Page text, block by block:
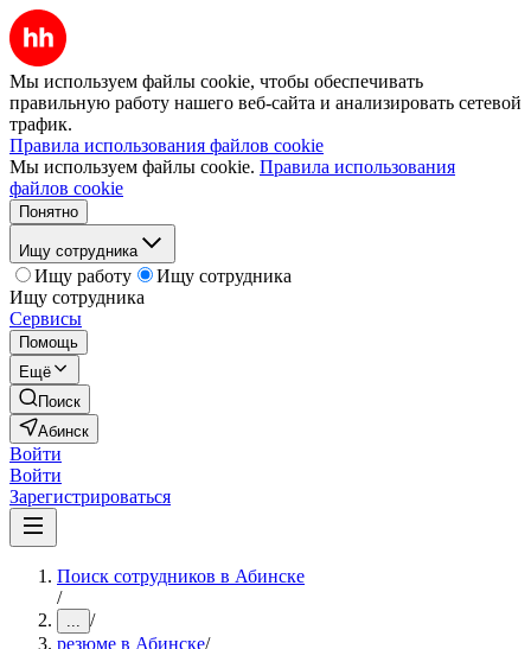
Мы используем файлы cookie, чтобы обеспечивать
правильную работу нашего веб-сайта и анализировать сетевой
трафик.
Правила использования файлов cookie
Мы используем файлы cookie. Правила использования
файлов cookie
Понятно
Ищу сотрудника
Ищу работу
Ищу сотрудника
Ищу сотрудника
Сервисы
Помощь
Ещё
Поиск
Абинск
Войти
Войти
Зарегистрироваться
Поиск сотрудников в Абинске
/
... /
резюме в Абинске/